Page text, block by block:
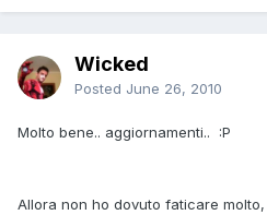
Wicked
Posted June 26, 2010
Molto bene.. aggiornamenti.. :P
Allora non ho dovuto faticare